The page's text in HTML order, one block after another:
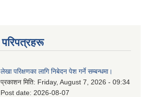
परिपत्रहरू
लेखा परिक्षणका लागि निबेदन पेश गर्ने सम्बन्धमा।
प्रकाशन मिति: Friday, August 7, 2026 - 09:34
Post date: 2026-08-07